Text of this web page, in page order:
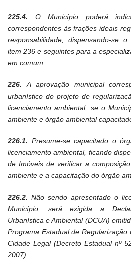
225.4. O Município poderá
correspondentes às frações ideais
responsabilidade, dispensando-se
item 236 e seguintes para a
em comum.
226. A aprovação municipal
urbanístico do projeto de
licenciamento ambiental, se o
ambiente e órgão ambiental
226.1. Presume-se capacitado o
licenciamento ambiental, ficando
de Imóveis de verificar a
ambiente e a capacitação do órgão
226.2. Não sendo apresentado o
Município, será exigida a
Urbanística e Ambiental (DCUA)
Programa Estadual de
Cidade Legal (Decreto Estadual nº
2007).